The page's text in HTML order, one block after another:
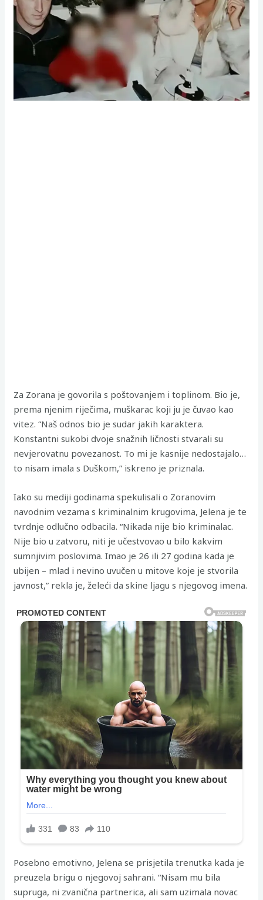
Za Zorana je govorila s poštovanjem i toplinom. Bio je,
prema njenim riječima, muškarac koji ju je čuvao kao
vitez. “Naš odnos bio je sudar jakih karaktera.
Konstantni sukobi dvoje snažnih ličnosti stvarali su
nevjerovatnu povezanost. To mi je kasnije nedostajalo…
to nisam imala s Duškom,” iskreno je priznala.
Iako su mediji godinama spekulisali o Zoranovim
navodnim vezama s kriminalnim krugovima, Jelena je te
tvrdnje odlučno odbacila. “Nikada nije bio kriminalac.
Nije bio u zatvoru, niti je učestvovao u bilo kakvim
sumnjivim poslovima. Imao je 26 ili 27 godina kada je
ubijen – mlad i nevino uvučen u mitove koje je stvorila
javnost,” rekla je, želeći da skine ljagu s njegovog imena.
Posebno emotivno, Jelena se prisjetila trenutka kada je
preuzela brigu o njegovoj sahrani. “Nisam mu bila
supruga, ni zvanična partnerica, ali sam uzimala novac